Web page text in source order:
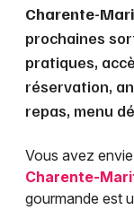
Charente-
prochaines
pratiques,
réservation,
repas, menu
Vous avez
Charente-
gourmande est